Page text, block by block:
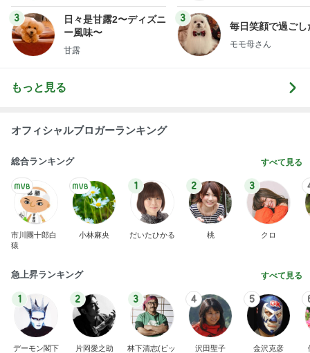
3
日々是甘露2〜ディズニ
ー風味〜
甘露
3
毎日笑顔で過ごし
モモ母さん
もっと見る
オフィシャルブロガーランキング
総合ランキング すべて見る
市川團十郎白
猿
小林麻央
1
だいたひかる
2
桃
3
クロ
急上昇ランキング すべて見る
1
デーモン閣下
2
片岡愛之助
3
林下清志(ビッ
4
沢田聖子
5
金沢克彦